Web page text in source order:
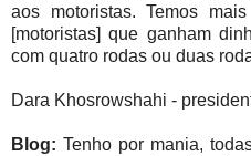
aos motoristas. Temos
[motoristas] que ganham
com quatro rodas ou duas
Dara Khosrowshahi -
Blog:Tenho por mania,